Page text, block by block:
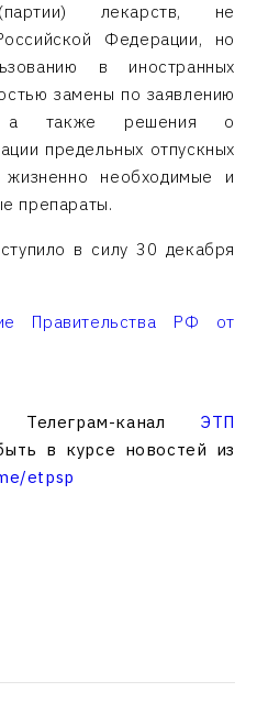
лекарств, не
Федерации, но
в иностранных
замены по заявлению
а также решения о
предельных отпускных
необходимые и
препараты.
в силу 30 декабря
Правительства РФ от
Телеграм-каналЭТП
в курсе новостей из
etpsp